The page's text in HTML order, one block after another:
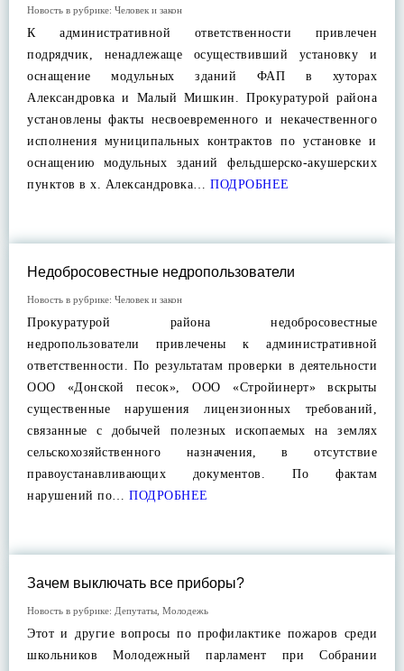
Новость в рубрике: Человек и закон
К административной ответственности привлечен
подрядчик, ненадлежаще осуществивший установку и
оснащение модульных зданий ФАП в хуторах
Александровка и Малый Мишкин. Прокуратурой района
установлены факты несвоевременного и некачественного
исполнения муниципальных контрактов по установке и
оснащению модульных зданий фельдшерско-акушерских
пунктов в х. Александровка… ПОДРОБНЕЕ
Недобросовестные недропользователи
Новость в рубрике: Человек и закон
Прокуратурой района недобросовестные
недропользователи привлечены к административной
ответственности. По результатам проверки в деятельности
ООО «Донской песок», ООО «Стройинерт» вскрыты
существенные нарушения лицензионных требований,
связанные с добычей полезных ископаемых на землях
сельскохозяйственного назначения, в отсутствие
правоустанавливающих документов. По фактам
нарушений по… ПОДРОБНЕЕ
Зачем выключать все приборы?
Новость в рубрике: Депутаты Молодежь
Этот и другие вопросы по профилактике пожаров среди
школьников Молодежный парламент при Собрании